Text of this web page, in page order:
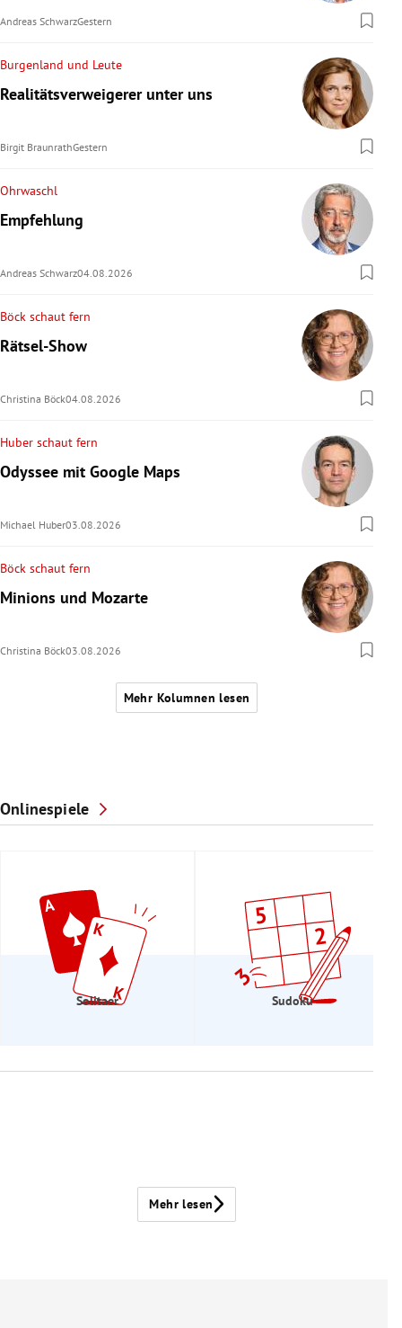
Andreas SchwarzGestern
Burgenland und Leute
Realitätsverweigerer unter uns
Birgit BraunrathGestern
Ohrwaschl
Empfehlung
Andreas Schwarz04.08.2026
Böck schaut fern
Rätsel-Show
Christina Böck04.08.2026
Huber schaut fern
Odyssee mit Google Maps
Michael Huber03.08.2026
Böck schaut fern
Minions und Mozarte
Christina Böck03.08.2026
Mehr Kolumnen lesen
Onlinespiele
Solitaer Sudoku
Mehr lesen